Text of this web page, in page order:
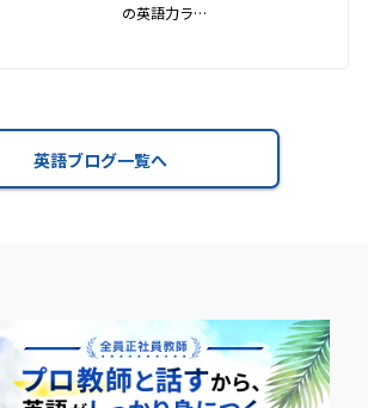
の英語力ラ…
英語ブログ一覧へ